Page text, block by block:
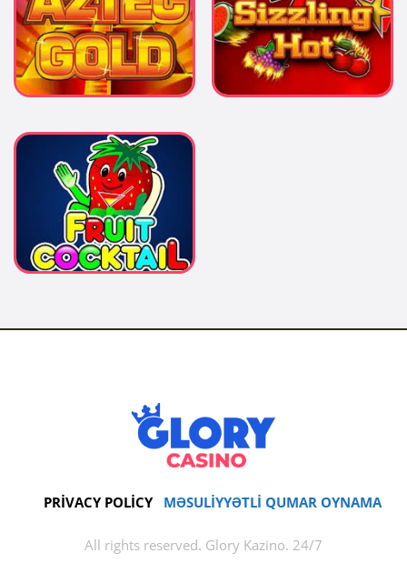
PRIVACY POLICY MƏSULIYYƏTLI QUMAR OYNAMA
All rights reserved. Glory Kazino. 24/7